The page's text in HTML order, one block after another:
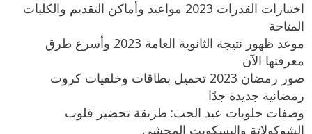
اختبارات القدرات 2023 مواعيد وأماكن التقديم والكليات
المتاحة
موعد ظهور نتيجة الثانوية العامة 2023 وأسرع طرق
معرفتها الآن
صور رمضان 2023 تحميل بطاقات وخلفيات كروت
رمضانية جديدة جدًا
وصفات حلويات عيد الحب: طريقة تحضير قلوب
الشوكولاتة والبسكويت المحشي